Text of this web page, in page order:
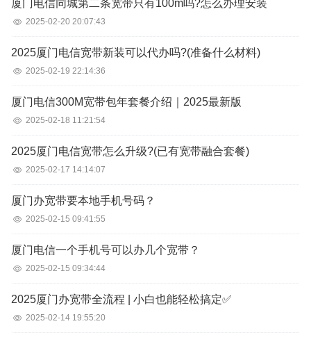
厦门电信同城第二条宽带只有100m吗?怎么办理安装
2025-02-20 20:07:43
2025厦门电信宽带新装可以代办吗?(准备什么材料)
2025-02-19 22:14:36
厦门电信300M宽带包年套餐介绍｜2025最新版
2025-02-18 11:21:54
2025厦门电信宽带怎么升级?(已有宽带融合套餐)
2025-02-17 14:14:07
厦门办宽带要本地手机号码？
2025-02-15 09:41:55
厦门电信一个手机号可以办几个宽带？
2025-02-15 09:34:44
2025厦门办宽带全流程 | 小白也能轻松搞定✅
2025-02-14 19:55:20